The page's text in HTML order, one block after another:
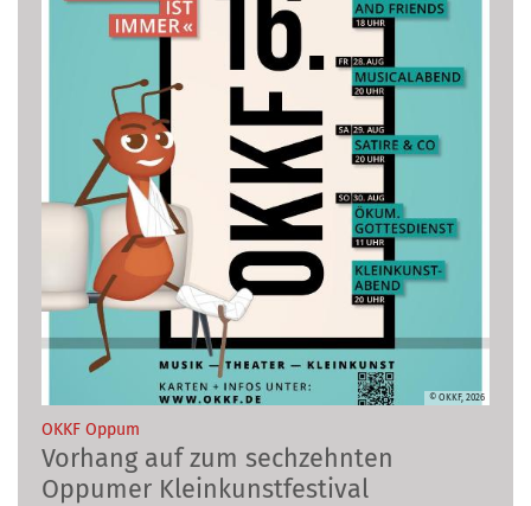
© OKKF, 2026
OKKF Oppum
Vorhang auf zum sechzehnten
Oppumer Kleinkunstfestival